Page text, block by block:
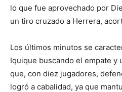
lo que fue aprovechado por
un tiro cruzado a Herrera,
Los últimos minutos se
Iquique buscando el empate y
que, con diez jugadores,
logró a cabalidad, ya que